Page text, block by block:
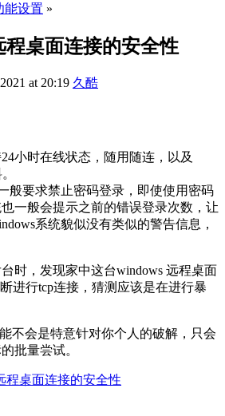
能设置 »
程桌面连接的安全性
at 20:19 久酷
小时在线状态，随用随连，以及
般要求禁止密码登录，即使使用密码
一般会提示之前的错误登录次数，让
系统貌似没有类似的警告信息，
时，发现家中这台windows 远程桌面
进行tcp连接，猜测应该是在进行暴
不会是特意针对你个人的破解，只会
批量尝试。